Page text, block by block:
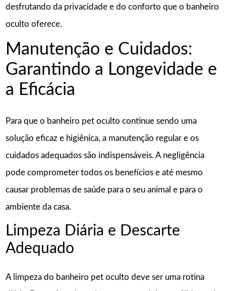
desfrutando da privacidade e do conforto que o banheiro
oculto oferece.
Manutenção e Cuidados:
Garantindo a Longevidade e
a Eficácia
Para que o banheiro pet oculto continue sendo uma
solução eficaz e higiênica, a manutenção regular e os
cuidados adequados são indispensáveis. A negligência
pode comprometer todos os benefícios e até mesmo
causar problemas de saúde para o seu animal e para o
ambiente da casa.
Limpeza Diária e Descarte
Adequado
A limpeza do banheiro pet oculto deve ser uma rotina